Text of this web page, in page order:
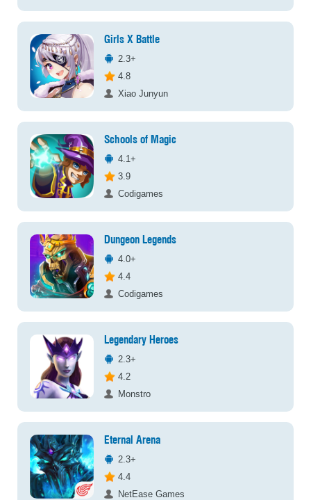
Girls X Battle
2.3+
4.8
Xiao Junyun
Schools of Magic
4.1+
3.9
Codigames
Dungeon Legends
4.0+
4.4
Codigames
Legendary Heroes
2.3+
4.2
Monstro
Eternal Arena
2.3+
4.4
NetEase Games